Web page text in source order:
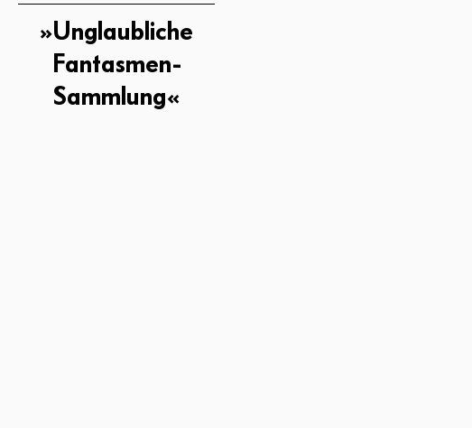
»Unglaubliche
Fantasmen-
Sammlung«